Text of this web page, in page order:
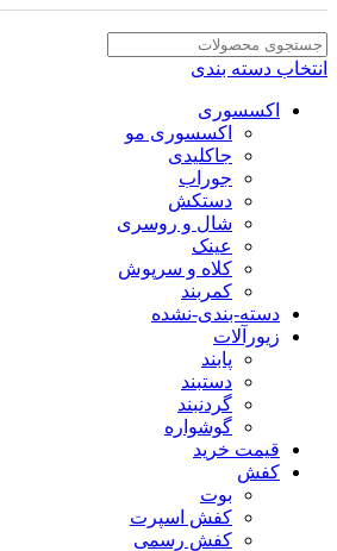
انتخاب دسته بندی
اکسسوری
اکسسوری مو
جاکلیدی
جوراب
دستکش
شال و روسری
عینک
کلاه و سرپوش
کمربند
دسته-بندی-نشده
زیورآلات
پابند
دستبند
گردنبند
گوشواره
قیمت خرید
کفش
بوت
کفش اسپرت
کفش رسمی